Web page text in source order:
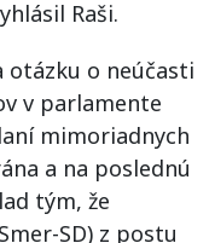
Raši.
otázku o neúčasti
v parlamente
mimoriadnych
a na poslednú
tým, že
SD) z postu